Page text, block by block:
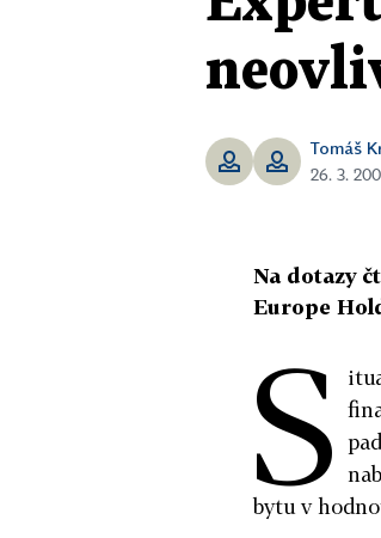
Tomáš
26. 3.
Na dotazy
Europe
S
bytu v